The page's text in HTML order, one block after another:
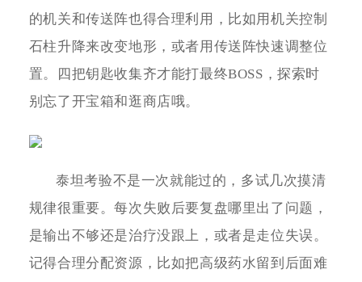
的机关和传送阵也得合理利用，比如用机关控制
石柱升降来改变地形，或者用传送阵快速调整位
置。四把钥匙收集齐才能打最终BOSS，探索时
别忘了开宝箱和逛商店哦。
泰坦考验不是一次就能过的，多试几次摸清
规律很重要。每次失败后要复盘哪里出了问题，
是输出不够还是治疗没跟上，或者是走位失误。
记得合理分配资源，比如把高级药水留到后面难